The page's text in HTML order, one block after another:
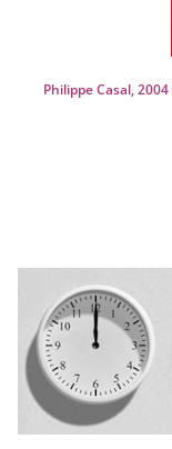
Philippe Casal,2004